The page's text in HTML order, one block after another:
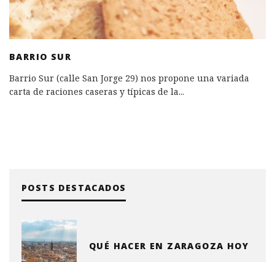
BARRIO SUR
Barrio Sur (calle San Jorge 29) nos propone una variada
carta de raciones caseras y típicas de la...
POSTS DESTACADOS
QUÉ HACER EN ZARAGOZA HOY